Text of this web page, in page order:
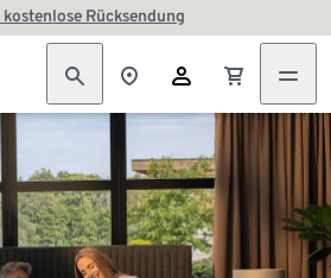
Rücksendung